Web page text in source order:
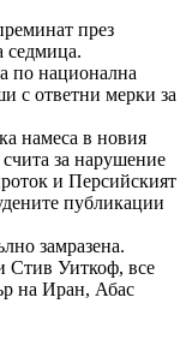
през
седмица.
по национална
с ответни мерки за
намеса в новия
за нарушение
и Персийският
публикации
замразена.
Стив Уиткоф, все
на Иран, Абас